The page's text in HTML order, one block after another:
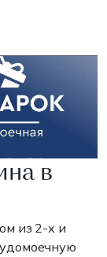
в
из 2-х и